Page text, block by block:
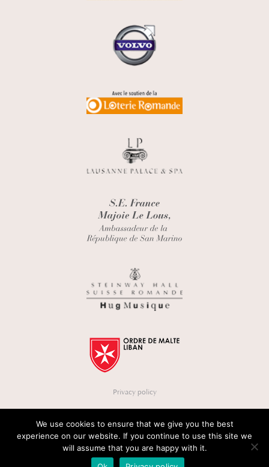
Privacy policy
We use cookies to ensure that we give you the best
experience on our website. If you continue to use this site we
will assume that you are happy with it.